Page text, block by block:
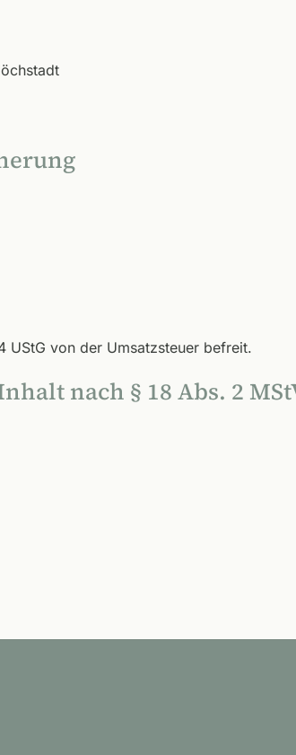
UStG von der Umsatzsteuer befreit.
nach § 18 Abs. 2